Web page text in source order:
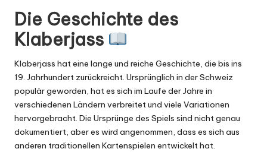
Die Geschichte des
Klaberjass
Klaberjass hat eine lange und reiche Geschichte, die bis ins
19. Jahrhundert zurückreicht. Ursprünglich in der Schweiz
populär geworden, hat es sich im Laufe der Jahre in
verschiedenen Ländern verbreitet und viele Variationen
hervorgebracht. Die Ursprünge des Spiels sind nicht genau
dokumentiert, aber es wird angenommen, dass es sich aus
anderen traditionellen Kartenspielen entwickelt hat.